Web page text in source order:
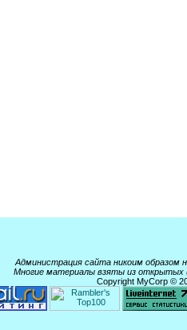
Администрация сайта никоим
Многие материалы взяты из открытых
Copyright MyCorp ©